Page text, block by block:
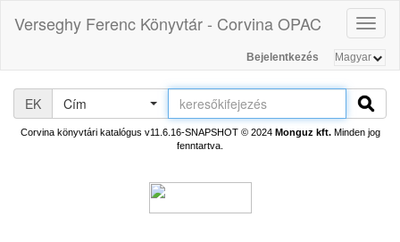
Verseghy Ferenc Könyvtár - Corvina OPAC
Bejelentkezés
EK Cím
Corvina könyvtári katalógus v11.6.16-SNAPSHOT© 2024 Monguz kft.Minden jog
fenntartva.